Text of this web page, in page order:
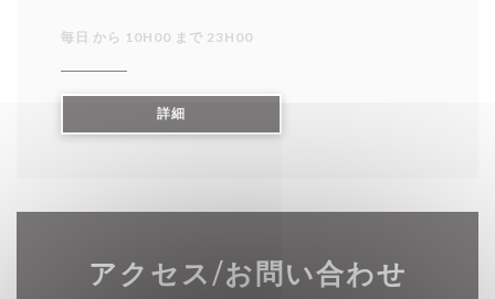
毎日 から 10H00 まで 23H00
詳細((新しいウィンドウで開きます))
アクセス/お問い合わせ